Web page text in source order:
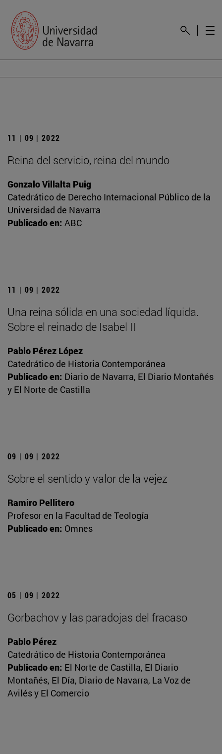
11 | 09 | 2022
Reina del servicio, reina del mundo
Gonzalo Villalta Puig
Catedrático de Derecho Internacional Público de la
Universidad de Navarra
Publicado en: ABC
11 | 09 | 2022
Una reina sólida en una sociedad líquida.
Sobre el reinado de Isabel II
Pablo Pérez López
Catedrático de Historia Contemporánea
Publicado en: Diario de Navarra, El Diario Montañés
y El Norte de Castilla
09 | 09 | 2022
Sobre el sentido y valor de la vejez
Ramiro Pellitero
Profesor en la Facultad de Teología
Publicado en: Omnes
05 | 09 | 2022
Gorbachov y las paradojas del fracaso
Pablo Pérez
Catedrático de Historia Contemporánea
Publicado en: El Norte de Castilla, El Diario
Montañés, El Día, Diario de Navarra, La Voz de
Avilés y El Comercio